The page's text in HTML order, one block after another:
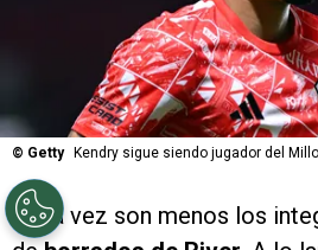
© Getty Kendry sigue siendo jugador del
Cada vez son menos los